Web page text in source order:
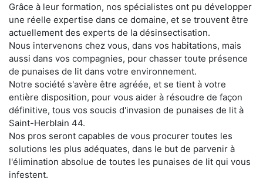
Grâce à leur formation, nos spécialistes ont pu développer
une réelle expertise dans ce domaine, et se trouvent être
actuellement des experts de la désinsectisation.
Nous intervenons chez vous, dans vos habitations, mais
aussi dans vos compagnies, pour chasser toute présence
de punaises de lit dans votre environnement.
Notre société s'avère être agréée, et se tient à votre
entière disposition, pour vous aider à résoudre de façon
définitive, tous vos soucis d'invasion de punaises de lit à
Saint-Herblain 44.
Nos pros seront capables de vous procurer toutes les
solutions les plus adéquates, dans le but de parvenir à
l'élimination absolue de toutes les punaises de lit qui vous
infestent.